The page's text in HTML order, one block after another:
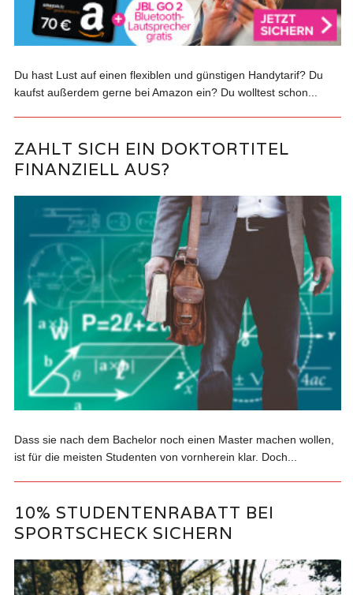
Du hast Lust auf einen flexiblen und günstigen Handytarif? Du
kaufst außerdem gerne bei Amazon ein? Du wolltest schon...
ZAHLT SICH EIN DOKTORTITEL
FINANZIELL AUS?
Dass sie nach dem Bachelor noch einen Master machen wollen,
ist für die meisten Studenten von vornherein klar. Doch...
10% STUDENTENRABATT BEI
SPORTSCHECK SICHERN